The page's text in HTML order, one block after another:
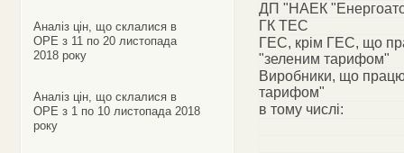
Аналіз цін, що склалися в
ОРЕ з 11 по 20 листопада
2018 року
Аналіз цін, що склалися в
ОРЕ з 1 по 10 листопада 2018
року
ДП "НАЕК
ГК ТЕС
ГЕС, крім ГЕС, що
"зеленим тарифом"
Виробники, що
тарифом"
в тому числі: